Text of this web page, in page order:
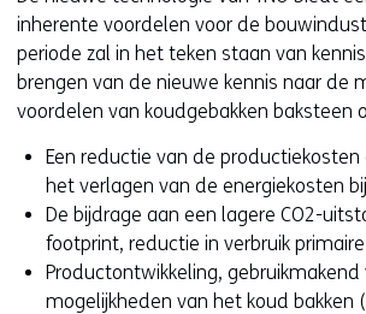
inherente voordelen voor de
periode zal in het teken staan van
brengen van de nieuwe kennis naar de
voordelen van koudgebakken baksteen
Een reductie van de productiekosten
het verlagen van de energiekosten
De bijdrage aan een lagere CO2-
footprint, reductie in verbruik
Productontwikkeling, gebruikmakend
mogelijkheden van het koud bakken